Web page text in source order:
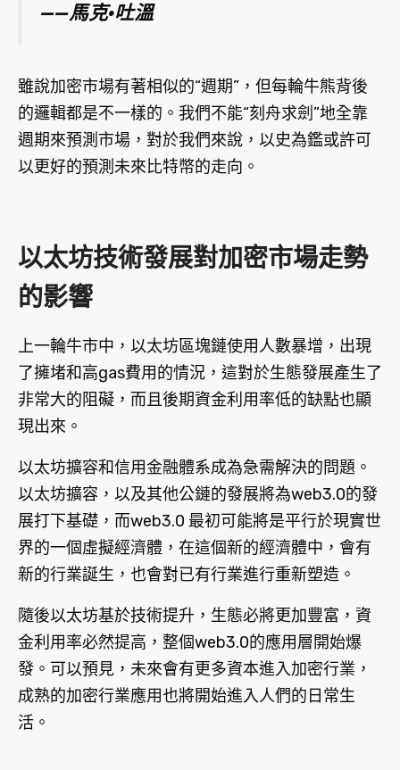
——馬克·吐溫
雖說加密市場有著相似的“週期”，但每輪牛熊背後
的邏輯都是不一樣的。我們不能“刻舟求劍”地全靠
週期來預測市場，對於我們來說，以史為鑑或許可
以更好的預測未來比特幣的走向。
以太坊技術發展對加密市場走勢
的影響
上一輪牛市中，以太坊區塊鏈使用人數暴增，出現
了擁堵和高gas費用的情況，這對於生態發展產生了
非常大的阻礙，而且後期資金利用率低的缺點也顯
現出來。
以太坊擴容和信用金融體系成為急需解決的問題。
以太坊擴容，以及其他公鏈的發展將為web3.0的發
展打下基礎，而web3.0 最初可能將是平行於現實世
界的一個虛擬經濟體，在這個新的經濟體中，會有
新的行業誕生，也會對已有行業進行重新塑造。
隨後以太坊基於技術提升，生態必將更加豐富，資
金利用率必然提高，整個web3.0的應用層開始爆
發。可以預見，未來會有更多資本進入加密行業，
成熟的加密行業應用也將開始進入人們的日常生
活。